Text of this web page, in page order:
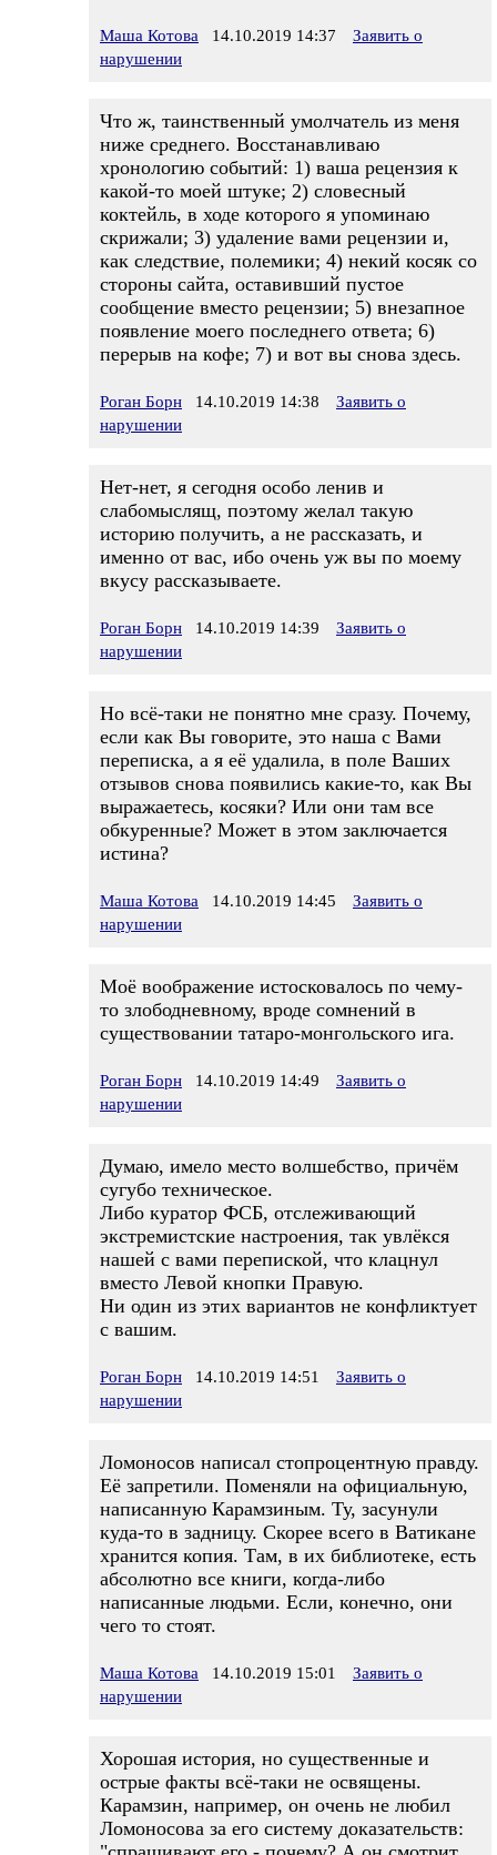
Маша Котова 14.10.2019 14:37
Заявить о
нарушении
Что ж, таинственный умолчатель из меня
ниже среднего. Восстанавливаю
хронологию событий: 1) ваша рецензия к
какой-то моей штуке; 2) словесный
коктейль, в ходе которого я упоминаю
скрижали; 3) удаление вами рецензии и,
как следствие, полемики; 4) некий косяк со
стороны сайта, оставивший пустое
сообщение вместо рецензии; 5) внезапное
появление моего последнего ответа; 6)
перерыв на кофе; 7) и вот вы снова здесь.
Роган Борн 14.10.2019 14:38
Заявить о
нарушении
Нет-нет, я сегодня особо ленив и
слабомыслящ, поэтому желал такую
историю получить, а не рассказать, и
именно от вас, ибо очень уж вы по моему
вкусу рассказываете.
Роган Борн 14.10.2019 14:39
Заявить о
нарушении
Но всё-таки не понятно мне сразу. Почему,
если как Вы говорите, это наша с Вами
переписка, а я её удалила, в поле Ваших
отзывов снова появились какие-то, как Вы
выражаетесь, косяки? Или они там все
обкуренные? Может в этом заключается
истина?
Маша Котова 14.10.2019 14:45
Заявить о
нарушении
Моё воображение истосковалось по чему-
то злободневному, вроде сомнений в
существовании татаро-монгольского ига.
Роган Борн 14.10.2019 14:49
Заявить о
нарушении
Думаю, имело место волшебство, причём
сугубо техническое.
Либо куратор ФСБ, отслеживающий
экстремистские настроения, так увлёкся
нашей с вами перепиской, что клацнул
вместо Левой кнопки Правую.
Ни один из этих вариантов не конфликтует
с вашим.
Роган Борн 14.10.2019 14:51
Заявить о
нарушении
Ломоносов написал стопроцентную правду.
Её запретили. Поменяли на официальную,
написанную Карамзиным. Ту, засунули
куда-то в задницу. Скорее всего в Ватикане
хранится копия. Там, в их библиотеке, есть
абсолютно все книги, когда-либо
написанные людьми. Если, конечно, они
чего то стоят.
Маша Котова 14.10.2019 15:01
Заявить о
нарушении
Хорошая история, но существенные и
острые факты всё-таки не освящены.
Карамзин, например, он очень не любил
Ломоносова за его систему доказательств: